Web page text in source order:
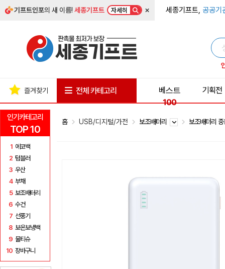
기프트인포의 새 이름!세종기프트 자세히 × 세종기프트, 공공기
인기카테고리
TOP 10
1 에코백
2 텀블러
3 우산
4 부채
5 보조배터리
6 수건
7 선풍기
8 보온보냉백
9 물티슈
10 장바구니
즐겨찾기 전체 카테고리
베스트
100
기획전
홈 USB/디지털/가전 보조배터리 보조배터리